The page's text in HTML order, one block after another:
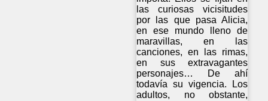
las curiosas vicisitudes
por las que pasa Alicia,
en ese mundo lleno de
maravillas, en las
canciones, en las rimas,
en sus extravagantes
personajes… De ahí
todavía su vigencia. Los
adultos, no obstante,